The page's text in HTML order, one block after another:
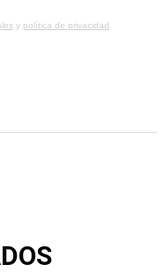
y política de privacidad